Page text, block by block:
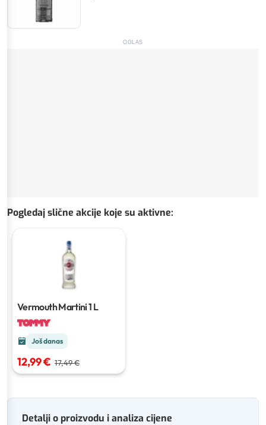
OGLAS
Pogledaj slične akcije koje su aktivne:
Vermouth Martini1 L
Još danas
12,99 € 17,49 €
Detalji o proizvodu i analiza cijene